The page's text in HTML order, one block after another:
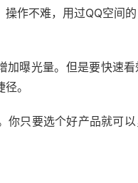
作不难，用过QQ空间
曝光量。但是要快速
。
你只要选个好产品就可